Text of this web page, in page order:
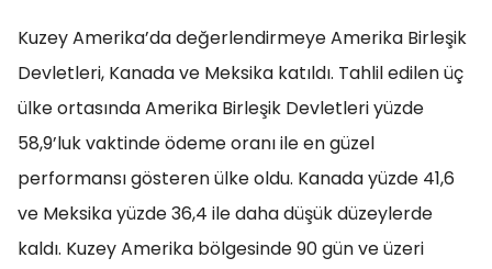
Kuzey Amerika’da değerlendirmeye Amerika Birleşik
Devletleri, Kanada ve Meksika katıldı. Tahlil edilen üç
ülke ortasında Amerika Birleşik Devletleri yüzde
58,9’luk vaktinde ödeme oranı ile en güzel
performansı gösteren ülke oldu. Kanada yüzde 41,6
ve Meksika yüzde 36,4 ile daha düşük düzeylerde
kaldı. Kuzey Amerika bölgesinde 90 gün ve üzeri